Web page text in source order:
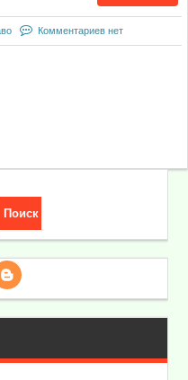
Комментариев нет